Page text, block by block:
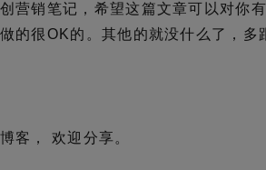
营销笔记，希望这篇文章可以对你
的很OK的。其他的就没什么了，多
客， 欢迎分享。